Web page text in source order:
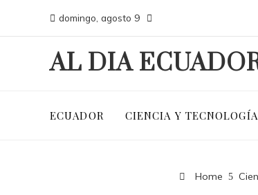
domingo, agosto 9
AL DIA
ECUADOR CIENCIA Y TECNOLOGÍA
Home